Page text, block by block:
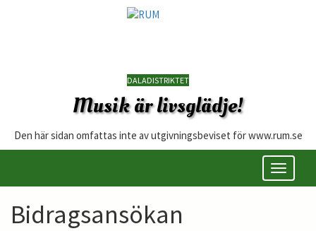
DALADISTRIKTET
Musik är livsglädje!
Den här sidan omfattas inte av utgivningsbeviset för www.rum.se
Öppna/
meny
Bidragsansökan